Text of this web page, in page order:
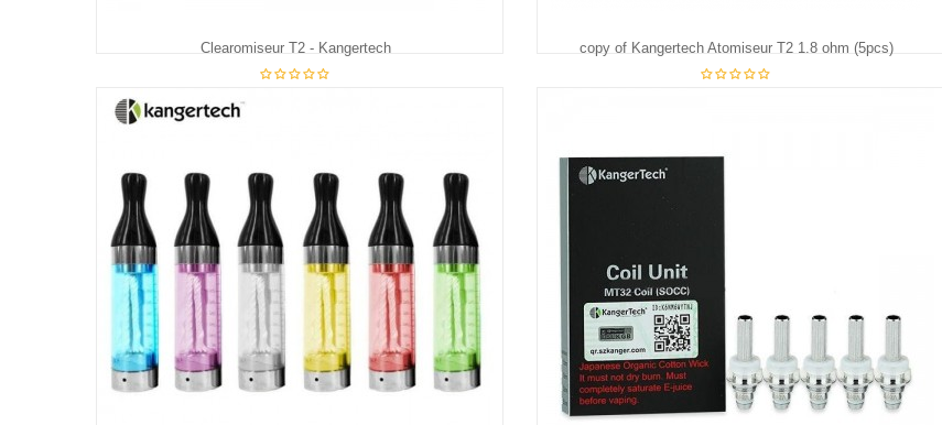
Clearomiseur T2 - Kangertech copy of Kangertech Atomiseur T2 1.8 ohm (5pcs)